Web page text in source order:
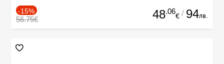
-15%
56.75€ 48.06
€ / 94лв.